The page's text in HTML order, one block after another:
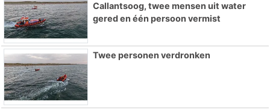
Callantsoog, twee mensen uit water
gered en één persoon vermist
Twee personen verdronken